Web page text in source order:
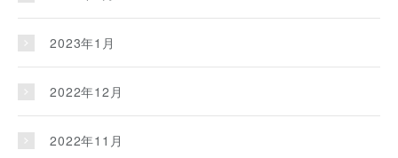
2023年1月
2022年12月
2022年11月